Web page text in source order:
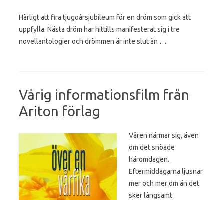
Härligt att fira tjugoårsjubileum för en dröm som gick att
uppfylla. Nästa dröm har hittills manifesterat sig i tre
novellantologier och drömmen är inte slut än …
Vårig informationsfilm från
Ariton förlag
Våren närmar sig, även
om det snöade
häromdagen.
Eftermiddagarna ljusnar
mer och mer om än det
sker långsamt.